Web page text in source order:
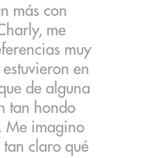
más con
me
muy
en
de alguna
tan hondo
Me imagino
tan claro qué